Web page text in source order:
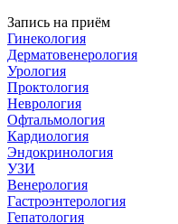
Запись на приём
Гинекология
Дерматовенерология
Урология
Проктология
Неврология
Офтальмология
Кардиология
Эндокринология
УЗИ
Венерология
Гастроэнтерология
Гепатология